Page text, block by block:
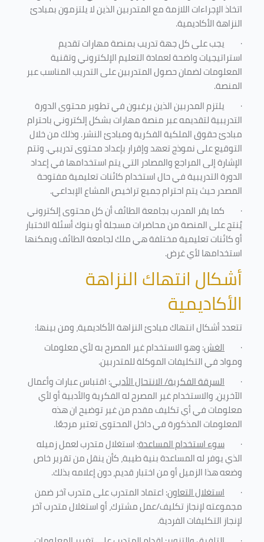
اتخاذ الإجراءات اللازمة مع المتدربين الذين لا يلتزمون بمبادئ
النزاهة الأكاديمية.
· يجب على كل جهة تدريب بمنصة مهارات تقديم
استراتيجيات واضحة لعمادة التعليم الإلكتروني وتقنية
المعلومات لضمان حصول المتدربين على التدريب المناسب عبر
المنصة.
· يلتزم المدربين الذين يرغبون في تطوير محتوى الدورة
التدريبية لتقديمه عبر منصة مهارات بشكل إلكتروني باحترام
مبادئ حقوق الملكية الفكرية ومبادئ النشر. وذلك من خلال
التوقيع على نموذج تعهد وإقرار بإعداد محتوى تدريبي. وتتم
الإشارة إلى المراجع والمصادر التي يتم استخدامها في إعداد
الدورة التدريبية في حال استخدام كائنات تعليمية مفتوحة
المصدر حيث يتم احترام جميع تراخيص المشاع الإبداعي.
· كما يقر المدرب بجامعة الطائف أن كل محتوى إلكتروني
يُنتج على المنصة من محاضرات مسجلة أو بنوك أسئلة الاختبار
أو كائنات تعليمية مختلفة هي ملك لجامعة الطائف ويمكنها
استخدامها لأي غرض.
أشكال انتهاك النزاهة
الأكاديمية
تتعدد أشكال انتهاك مبادئ النزاهة الأكاديمية، ومن بينها:
· الغش: وهو الاستخدام غير المصرح به لأي معلومات
ومواد في التكليفاتالموكلة للمتدربين.
· السرقة الفكرية/ الانتحال الأدبي: اقتباس عبارات وأعمال
الآخرين، والاستخدام غير المصرح له الفكرية والأدبية أو لأي
معلومات في أي تكليف مقدم من غير توضيح ان هذه
المعلومات المذكورة في داخل المحتوى تعتبر مرجعًا.
· سوء استخدام المساعدة: استغلال متدرب لعمل زميله
الذي يوفر له المساعدة بنية طيبة، كأن ينقل من تقرير خاص
وضعه هذا الزميل أو من اختبار قديم، دون إعلامه بذلك.
· استغلال التعاون: اعتماد المتدرب على متدرب آخر ضمن
مجموعته لإنجاز تكليف/عمل مشترك، أو استغلال متدرب آخر
لإنجاز التكليفات الفردية.